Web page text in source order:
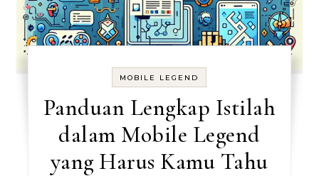
MOBILE LEGEND
Panduan Lengkap Istilah
dalam Mobile Legend
yang Harus Kamu Tahu